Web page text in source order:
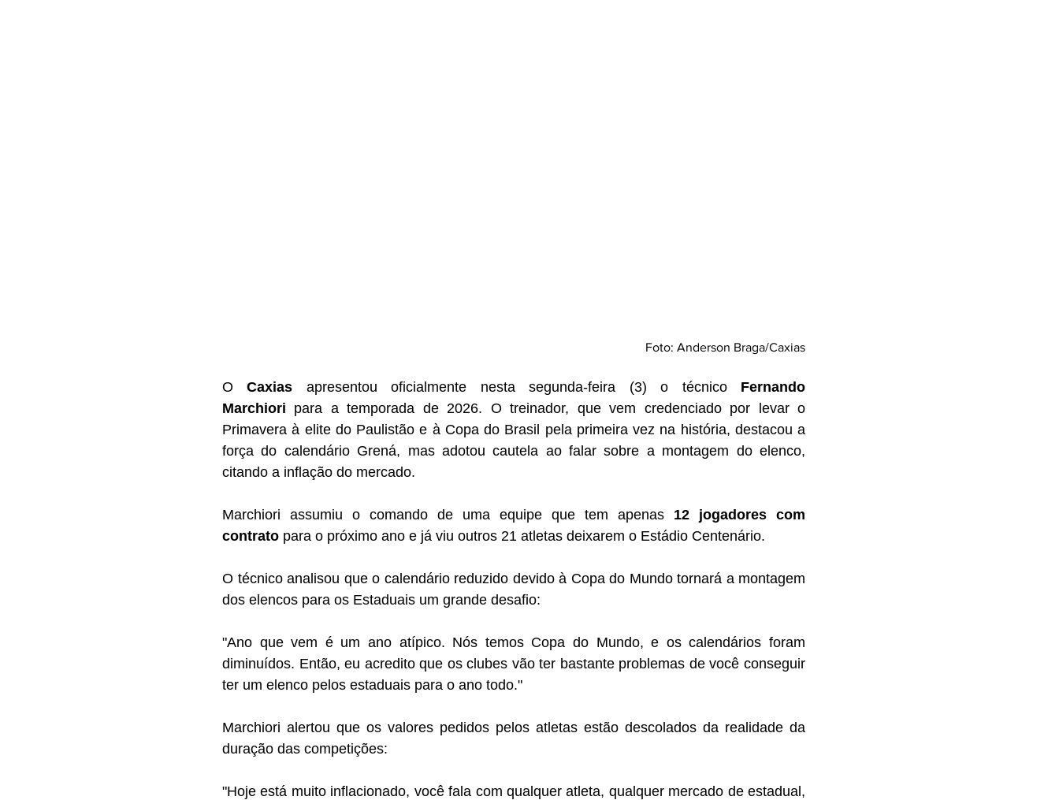
Foto: Anderson Braga/Caxias
O Caxias apresentou oficialmente nesta segunda-feira (3) o técnico Fernando
Marchiori para a temporada de 2026. O treinador, que vem credenciado por levar o
Primavera à elite do Paulistão e à Copa do Brasil pela primeira vez na história, destacou a
força do calendário Grená, mas adotou cautela ao falar sobre a montagem do elenco,
citando a inflação do mercado.
Marchiori assumiu o comando de uma equipe que tem apenas 12 jogadores com
contrato para o próximo ano e já viu outros 21 atletas deixarem o Estádio Centenário.
O técnico analisou que o calendário reduzido devido à Copa do Mundo tornará a montagem
dos elencos para os Estaduais um grande desafio:
"Ano que vem é um ano atípico. Nós temos Copa do Mundo, e os calendários foram
diminuídos. Então, eu acredito que os clubes vão ter bastante problemas de você conseguir
ter um elenco pelos estaduais para o ano todo."
Marchiori alertou que os valores pedidos pelos atletas estão descolados da realidade da
duração das competições:
"Hoje está muito inflacionado, você fala com qualquer atleta, qualquer mercado de estadual,